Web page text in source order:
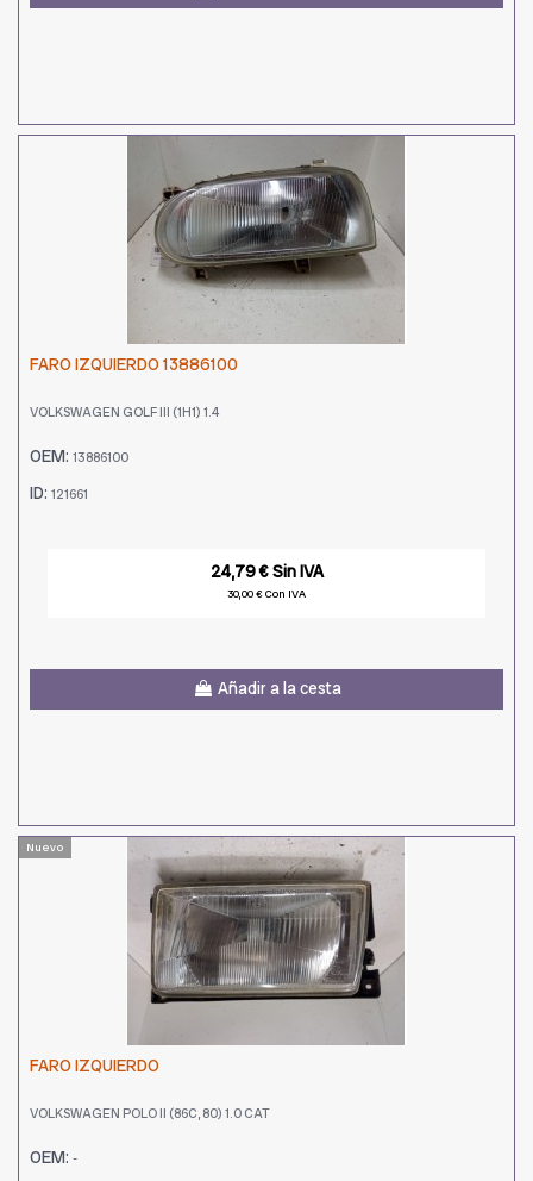
FARO IZQUIERDO 13886100
VOLKSWAGEN GOLF III (1H1) 1.4
OEM: 13886100
ID: 121661
24,79 € Sin IVA
30,00 € Con IVA
Añadir a la cesta
Nuevo
FARO IZQUIERDO
VOLKSWAGEN POLO II (86C, 80) 1.0 CAT
OEM: -